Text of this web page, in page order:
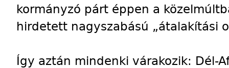
kormányzó párt éppen a
hirdetett nagyszabású „átalakítási
Így aztán mindenki várakozik: Dél-